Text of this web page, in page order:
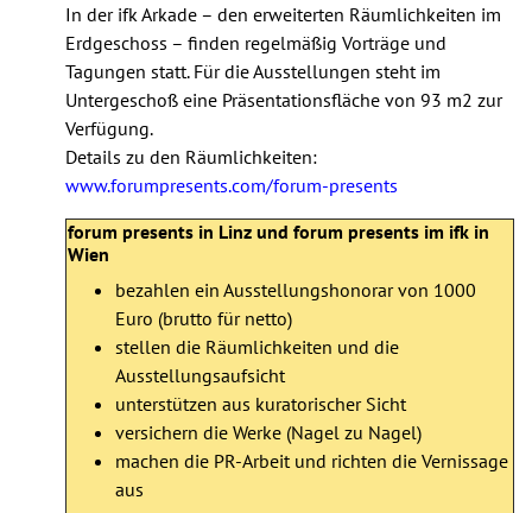
In der ifk Arkade – den erweiterten Räumlichkeiten im
Erdgeschoss – finden regelmäßig Vorträge und
Tagungen statt. Für die Ausstellungen steht im
Untergeschoß eine Präsentationsfläche von 93 m2 zur
Verfügung.
Details zu den Räumlichkeiten:
www.forumpresents.com/forum-presents
forum presents in Linz und forum presents im ifk in
Wien
bezahlen ein Ausstellungshonorar von 1000
Euro (brutto für netto)
stellen die Räumlichkeiten und die
Ausstellungsaufsicht
unterstützen aus kuratorischer Sicht
versichern die Werke (Nagel zu Nagel)
machen die PR-Arbeit und richten die Vernissage
aus